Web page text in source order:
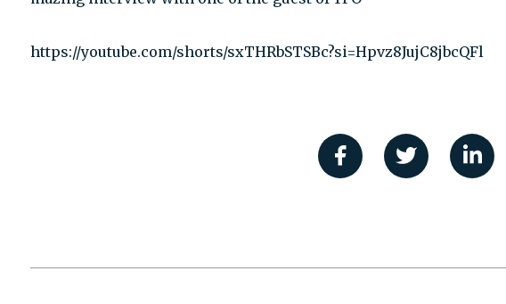
https://youtube.com/shorts/sxTHRbSTSBc?si=Hpvz8JujC8jbcQFl